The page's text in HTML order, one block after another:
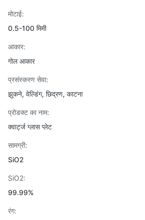
मोटाई:
0.5-100 मिमी
आकार:
गोल आकार
प्रसंस्करण सेवा:
झुकने, वेल्डिंग, छिद्रण, काटना
प्रोडक्ट का नाम:
क्वार्ट्ज ग्लास प्लेट
सामग्री:
SiO2
SiO2:
99.99%
रंग: